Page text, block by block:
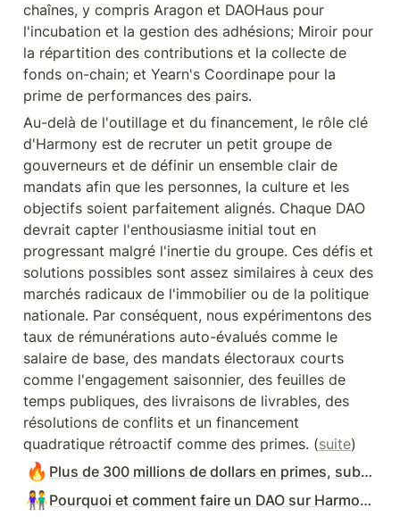
chaînes, y compris Aragon et DAOHaus pour
l'incubation et la gestion des adhésions; Miroir pour
la répartition des contributions et la collecte de
fonds on-chain; et Yearn's Coordinape pour la
prime de performances des pairs.
Au-delà de l'outillage et du financement, le rôle clé
d'Harmony est de recruter un petit groupe de
gouverneurs et de définir un ensemble clair de
mandats afin que les personnes, la culture et les
objectifs soient parfaitement alignés. Chaque DAO
devrait capter l'enthousiasme initial tout en
progressant malgré l'inertie du groupe. Ces défis et
solutions possibles sont assez similaires à ceux des
marchés radicaux de l'immobilier ou de la politique
nationale. Par conséquent, nous expérimentons des
taux de rémunérations auto-évalués comme le
salaire de base, des mandats électoraux courts
comme l'engagement saisonnier, des feuilles de
temps publiques, des livraisons de livrables, des
résolutions de conflits et un financement
quadratique rétroactif comme des primes. (suite)
🔥 Plus de 300 millions de dollars en primes, subventions et DAOs
👫 Pourquoi et comment faire un DAO sur Harmony ?